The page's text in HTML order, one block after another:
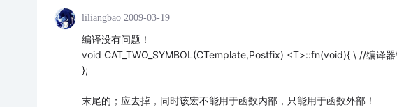
liliangbao 2009-03-19
编译没有问题！
void CAT_TWO_SYMBOL(CTemplate,Postfix) <T>::fn(void){ \ //编译
};
末尾的；应去掉，同时该宏不能用于函数内部，只能用于函数外部！